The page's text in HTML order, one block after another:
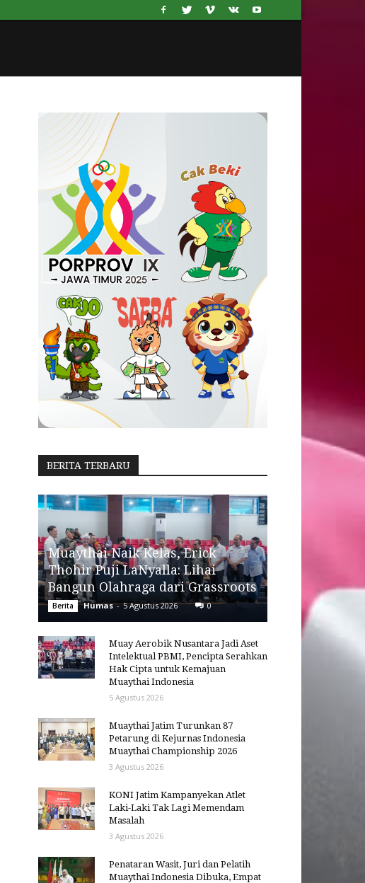
BERITA TERBARU
Muaythai Naik Kelas, Erick
Thohir Puji LaNyalla: Lihai
Bangun Olahraga dari Grassroots
Berita Humas - 5 Agustus 2026 0
Muay Aerobik Nusantara Jadi Aset
Intelektual PBMI, Pencipta Serahkan
Hak Cipta untuk Kemajuan
Muaythai Indonesia
5 Agustus 2026
Muaythai Jatim Turunkan 87
Petarung di Kejurnas Indonesia
Muaythai Championship 2026
3 Agustus 2026
KONI Jatim Kampanyekan Atlet
Laki-Laki Tak Lagi Memendam
Masalah
3 Agustus 2026
Penataran Wasit, Juri dan Pelatih
Muaythai Indonesia Dibuka, Empat